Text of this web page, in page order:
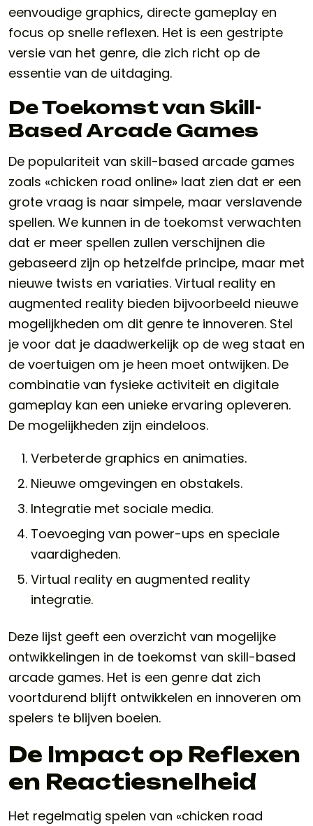
eenvoudige graphics, directe gameplay en
focus op snelle reflexen. Het is een gestripte
versie van het genre, die zich richt op de
essentie van de uitdaging.
De Toekomst van Skill-
Based Arcade Games
De populariteit van skill-based arcade games
zoals «chicken road online» laat zien dat er een
grote vraag is naar simpele, maar verslavende
spellen. We kunnen in de toekomst verwachten
dat er meer spellen zullen verschijnen die
gebaseerd zijn op hetzelfde principe, maar met
nieuwe twists en variaties. Virtual reality en
augmented reality bieden bijvoorbeeld nieuwe
mogelijkheden om dit genre te innoveren. Stel
je voor dat je daadwerkelijk op de weg staat en
de voertuigen om je heen moet ontwijken. De
combinatie van fysieke activiteit en digitale
gameplay kan een unieke ervaring opleveren.
De mogelijkheden zijn eindeloos.
Verbeterde graphics en animaties.
Nieuwe omgevingen en obstakels.
Integratie met sociale media.
Toevoeging van power-ups en speciale
vaardigheden.
Virtual reality en augmented reality
integratie.
Deze lijst geeft een overzicht van mogelijke
ontwikkelingen in de toekomst van skill-based
arcade games. Het is een genre dat zich
voortdurend blijft ontwikkelen en innoveren om
spelers te blijven boeien.
De Impact op Reflexen
en Reactiesnelheid
Het regelmatig spelen van «chicken road